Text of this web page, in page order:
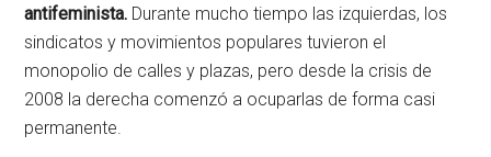
antifeminista. Durante mucho tiempo las izquierdas, los
sindicatos y movimientos populares tuvieron el
monopolio de calles y plazas, pero desde la crisis de
2008 la derecha comenzó a ocuparlas de forma casi
permanente.